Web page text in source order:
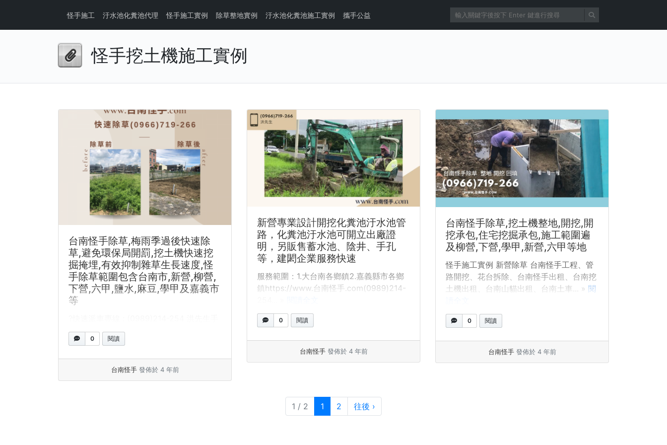
怪手施工 汙水池化糞池代理 怪手施工實例 除草整地實例 汙水池化糞池施工實例 攜手公益
怪手挖土機施工實例
台南怪手除草,梅雨季過後快速除
草,避免環保局開罰,挖土機快速挖
掘掩埋,有效抑制雜草生長速度,怪
手除草範圍包含台南市,新營,柳營,
下營,六甲,鹽水,麻豆,學甲及嘉義市
等
機立即通話請按此Line立即通話請按此 台南
怪手除草,... »閱讀全文
0 閱讀
台南怪手 發佈於 4 年前
新營專業設計開挖化糞池汙水池管
路，化糞池汙水池可開立出廠證
明，另販售蓄水池、陰井、手孔
等，建閎企業服務快速
服務範圍：1.大台南各鄉鎮2.嘉義縣市各鄉
鎮https://www.台南怪手.com(0989)214-
0 閱讀
台南怪手 發佈於 4 年前
台南怪手除草,挖土機整地,開挖,開
挖承包,住宅挖掘承包,施工範圍遍
及柳營,下營,學甲,新營,六甲等地
怪手施工實例 新營除草 台南怪手工程、管
路開挖、花台拆除、台南怪手出租、台南挖
土機出租、台南山貓出租、台南土車... » 閱
0 閱讀
台南怪手 發佈於 4 年前
1 / 2 目前頁面
1 頁次
2 往後 ›